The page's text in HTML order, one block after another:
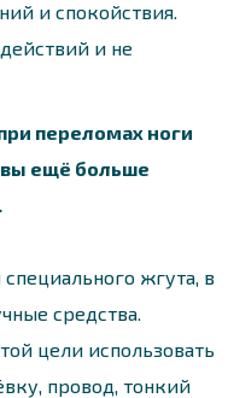
и спокойствия.
и не
переломах ноги
вы ещё больше
жгута, в
средства.
цели использовать
провод, тонкий